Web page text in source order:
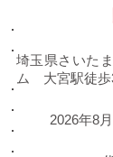
2026年8
埼玉県さいた
ム 大宮駅徒歩